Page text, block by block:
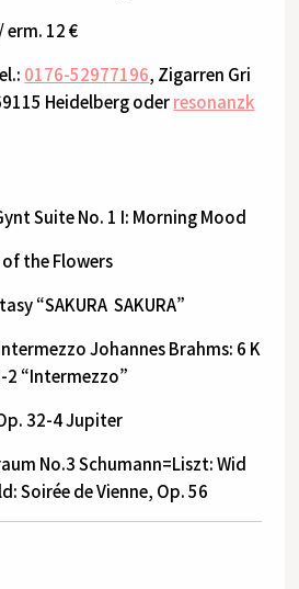
12 €
0176-52977196, Zigarren Gri
Heidelberg oderresonanzk
Suite No. 1 I: Morning Mood
the Flowers
“SAKURA SAKURA”
Johannes Brahms: 6 K
2 “Intermezzo”
32-4 Jupiter
No.3 Schumann=Liszt: Wid
Soirée de Vienne, Op. 56